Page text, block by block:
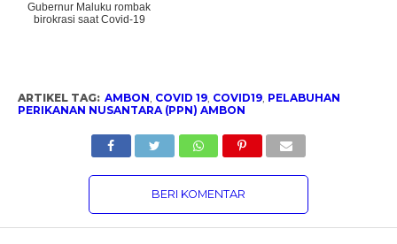
Gubernur Maluku rombak
birokrasi saat Covid-19
ARTIKEL TAG: AMBON, COVID 19, COVID19, PELABUHAN
PERIKANAN NUSANTARA (PPN) AMBON
BERI KOMENTAR